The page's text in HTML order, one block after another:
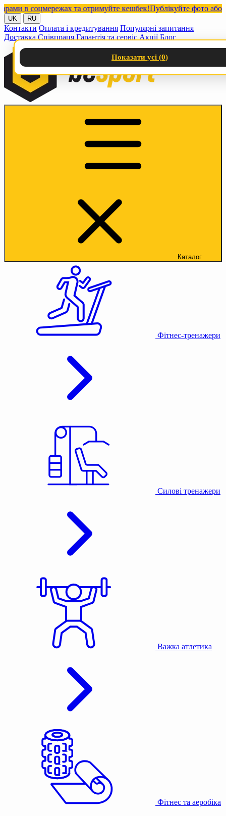
соцмережах та отримуйте кешбек!Публікуйте фото або
UK RU
Контакти Оплата і кредитування Популярні запитання
Доставка Співпраця Гарантія та сервіс Акції Блог
Каталог
Фітнес-тренажери
Силові тренажери
Важка атлетика
Фітнес та аеробіка
Показати усі (0)